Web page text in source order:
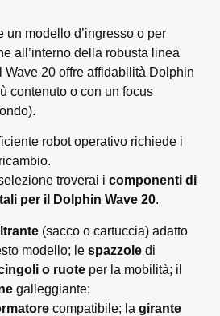
un modello d’ingresso o per
all’interno della robusta linea
Wave 20 offre affidabilità Dolphin
contenuto o con un focus
robot operativo richiede i
troverai i componenti di
per il Dolphin Wave 20.
(sacco o cartuccia) adatto
modello; le spazzoledi
o ruoteper la mobilità; il
galleggiante;
compatibile; la girante